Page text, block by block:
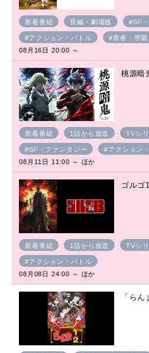
新着番組 長編・劇場版 #SF
#アクション・バトル
#青春・学園
08月16日 20:00 ～
桃源暗
新着番組 1話から放送 TVシ
#SF・ファンタジー #アクション
08月11日 11:00 ～ ほか
ゴルゴ
新着番組 1話から放送 TVシ
#アクション・バトル
08月08日 24:00 ～ ほか
「ら